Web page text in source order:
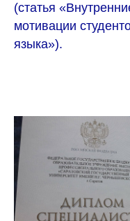
(статья
мотивации
языка»).